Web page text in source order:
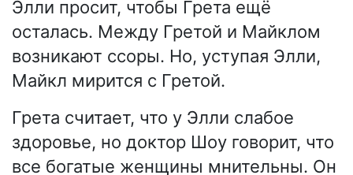
Элли просит, чтобы Грета ещё
осталась. Между Гретой и Майклом
возникают ссоры. Но, уступая Элли,
Майкл мирится с Гретой.
Грета считает, что у Элли слабое
здоровье, но доктор Шоу говорит, что
все богатые женщины мнительны. Он